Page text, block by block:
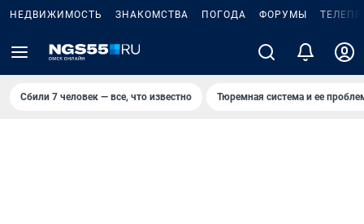
НЕДВИЖИМОСТЬ ЗНАКОМСТВА ПОГОДА ФОРУМЫ
Сбили 7 человек — все, что известно Тюремная система и ее